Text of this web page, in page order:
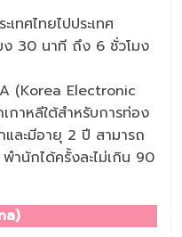
เทศไทยไปประเทศ
ง 30 นาที ถึง 6 ชั่วโมง
(Korea Electronic
กาหลีใต้สำหรับการท่อง
และมีอายุ 2 ปี สามารถ
ำนักได้ครั้งละไม่เกิน 90